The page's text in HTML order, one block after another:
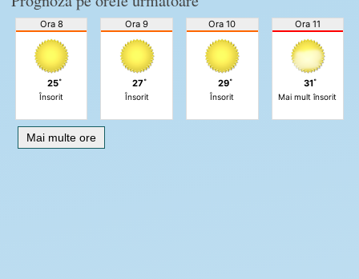
Ora 8
25˚
Însorit
Ora 9
27˚
Însorit
Ora 10
29˚
Însorit
Ora 11
31˚
Mai mult însorit
Mai multe ore